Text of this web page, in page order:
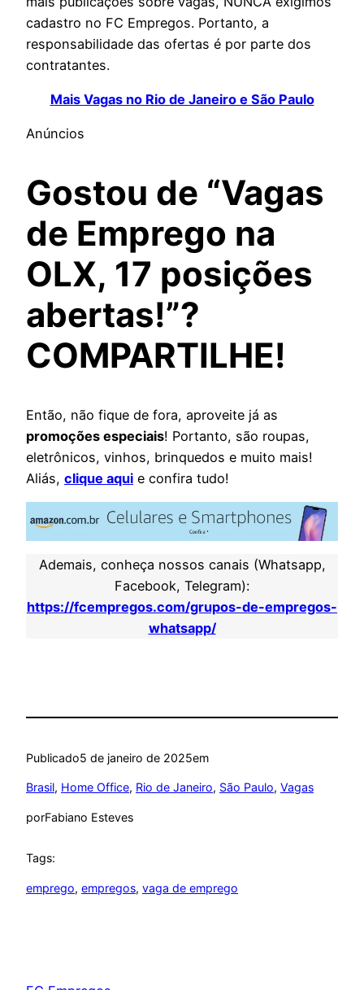
cadastro no FC Empregos. Portanto, a
responsabilidade das ofertas é por parte dos
contratantes.
Mais Vagas no Rio de Janeiro e São Paulo
Anúncios
Gostou de “Vagas
de Emprego na
OLX, 17 posições
abertas!”?
COMPARTILHE!
Então, não fique de fora, aproveite já as
promoções especiais! Portanto, são roupas,
eletrônicos, vinhos, brinquedos e muito mais!
Aliás, clique aqui e confira tudo!
Ademais, conheça nossos canais (Whatsapp,
Facebook, Telegram):
https://fcempregos.com/grupos-de-empregos-
whatsapp/
Publicado5 de janeiro de 2025em
Brasil, Home Office, Rio de Janeiro, São Paulo, Vagas
porFabiano Esteves
Tags:
emprego, empregos, vaga de emprego